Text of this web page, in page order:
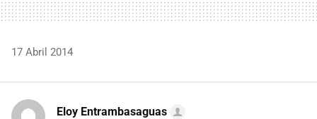
17 Abril 2014
Eloy Entrambasaguas